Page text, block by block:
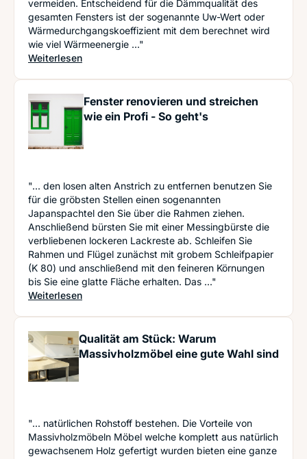
vermeiden. Entscheidend für die Dämmqualität des
gesamten Fensters ist der sogenannte Uw-Wert oder
Wärmedurchgangskoeffizient mit dem berechnet wird
wie viel Wärmeenergie ..."
Weiterlesen: Energiesparfenster - Alles was man wissen
Fenster renovieren und streichen
wie ein Profi - So geht's
"... den losen alten Anstrich zu entfernen benutzen Sie
für die gröbsten Stellen einen sogenannten
Japanspachtel den Sie über die Rahmen ziehen.
Anschließend bürsten Sie mit einer Messingbürste die
verbliebenen lockeren Lackreste ab. Schleifen Sie
Rahmen und Flügel zunächst mit grobem Schleifpapier
(K 80) und anschließend mit den feineren Körnungen
bis Sie eine glatte Fläche erhalten. Das ..."
Weiterlesen: Fenster renovieren und streichen wie ein Profi -
Qualität am Stück: Warum
Massivholzmöbel eine gute Wahl sind
"... natürlichen Rohstoff bestehen. Die Vorteile von
Massivholzmöbeln Möbel welche komplett aus natürlich
gewachsenem Holz gefertigt wurden bieten eine ganze